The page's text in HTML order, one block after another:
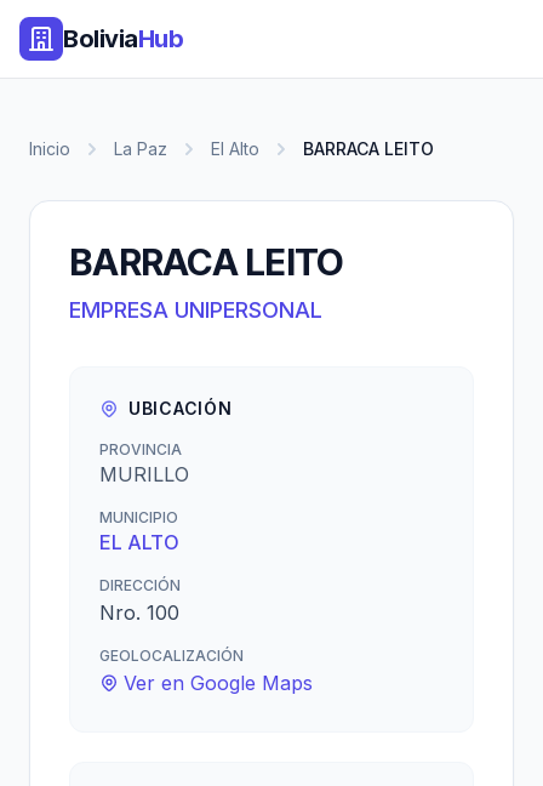
BoliviaHub
Inicio La Paz El Alto BARRACA LEITO
BARRACA LEITO
EMPRESA UNIPERSONAL
UBICACIÓN
PROVINCIA
MURILLO
MUNICIPIO
EL ALTO
DIRECCIÓN
Nro. 100
GEOLOCALIZACIÓN
Ver en Google Maps